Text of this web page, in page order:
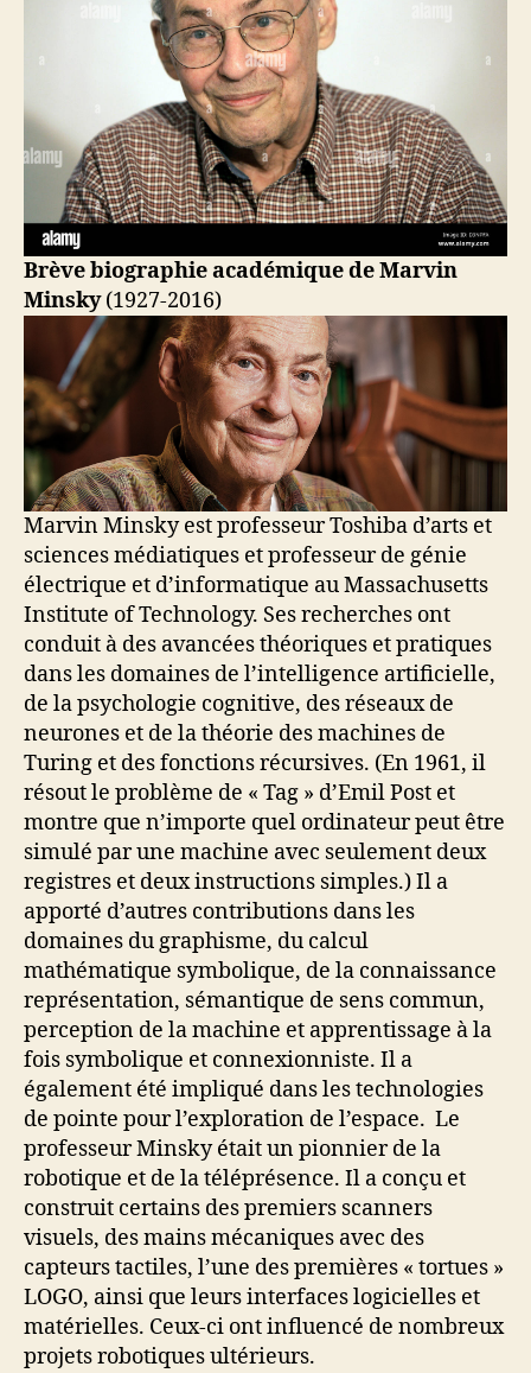
Brève biographie académique de Marvin
Minsky(1927-2016)
Marvin Minsky est professeur Toshiba d’arts et
sciences médiatiques et professeur de génie
électrique et d’informatique au Massachusetts
Institute of Technology. Ses recherches ont
conduit à des avancées théoriques et pratiques
dans les domaines de l’intelligence artificielle,
de la psychologie cognitive, des réseaux de
neurones et de la théorie des machines de
Turing et des fonctions récursives. (En 1961, il
résout le problème de « Tag » d’Emil Post et
montre que n’importe quel ordinateur peut être
simulé par une machine avec seulement deux
registres et deux instructions simples.) Il a
apporté d’autres contributions dans les
domaines du graphisme, du calcul
mathématique symbolique, de la connaissance
représentation, sémantique de sens commun,
perception de la machine et apprentissage à la
fois symbolique et connexionniste. Il a
également été impliqué dans les technologies
de pointe pour l’exploration de l’espace. Le
professeur Minsky était un pionnier de la
robotique et de la téléprésence. Il a conçu et
construit certains des premiers scanners
visuels, des mains mécaniques avec des
capteurs tactiles, l’une des premières « tortues »
LOGO, ainsi que leurs interfaces logicielles et
matérielles. Ceux-ci ont influencé de nombreux
projets robotiques ultérieurs.